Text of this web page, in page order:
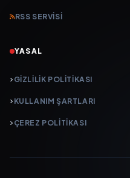
RSS SERVISI
YASAL
GIZLILIK POLITIKASI
KULLANIM ŞARTLARI
ÇEREZ POLITIKASI